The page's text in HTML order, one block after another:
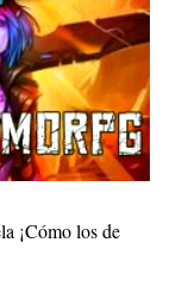
¡Cómo los de